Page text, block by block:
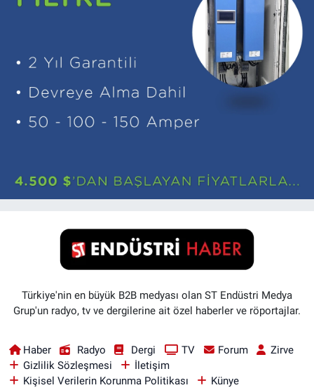
Türkiye'nin en büyük B2B medyası olan ST Endüstri Medya
Grup'un radyo, tv ve dergilerine ait özel haberler ve röportajlar.
Haber Radyo Dergi TV Forum
Zirve
Gizlilik Sözleşmesi
İletişim
Kişisel Verilerin Korunma Politikası
Künye